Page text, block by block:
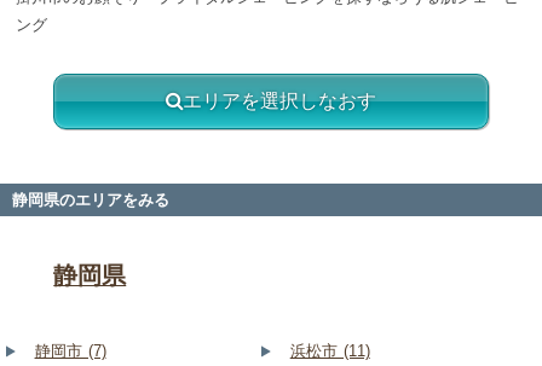
ング
エリアを選択しなおす
静岡県のエリアをみる
静岡県
静岡市 (7) 浜松市 (11)